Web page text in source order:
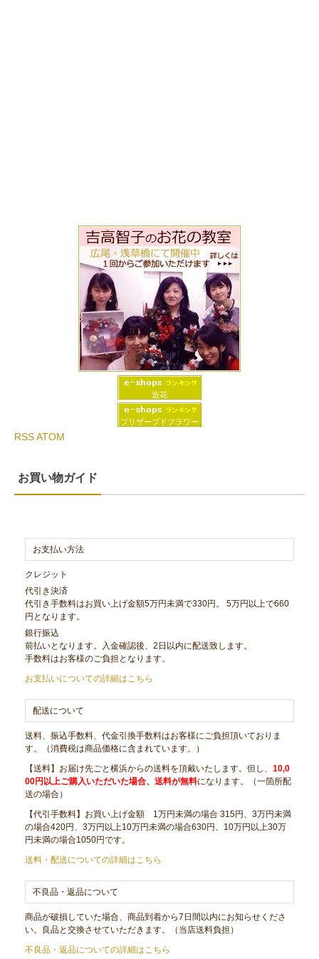
造花
プリザーブドフラワー
RSSATOM
お買い物ガイド
お支払い方法
クレジット
代引き決済
代引き手数料はお買い上げ金額5万円未満で330円。 5万円以上で660
円となります。
銀行振込
前払いとなります。入金確認後、2日以内に配送致します。
手数料はお客様のご負担となります。
お支払いについての詳細はこちら
配送について
送料、振込手数料、代金引換手数料はお客様にご負担頂いておりま
す。（消費税は商品価格に含まれています。）
【送料】お届け先ごと横浜からの送料を頂戴いたします。但し、10,0
00円以上ご購入いただいた場合、送料が無料になります。（一箇所配
送の場合）
【代引手数料】お買い上げ金額 1万円未満の場合 315円、3万円未満
の場合420円、3万円以上10万円未満の場合630円、10万円以上30万
円未満の場合1050円です。
送料・配送についての詳細はこちら
不良品・返品について
商品が破損していた場合、商品到着から7日間以内にお知らせくださ
い。良品と交換させていただきます。（当店送料負担）
不良品・返品についての詳細はこちら